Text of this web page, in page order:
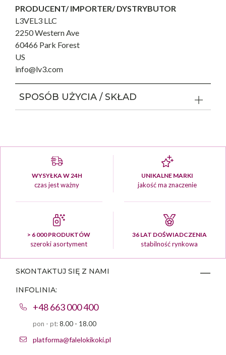
PRODUCENT/ IMPORTER/ DYSTRYBUTOR
L3VEL3 LLC
2250 Western Ave
60466 Park Forest
US
info@lv3.com
SPOSÓB UŻYCIA / SKŁAD
WYSYŁKA W 24H
czas jest ważny
UNIKALNE MARKI
jakość ma znaczenie
> 6 000 PRODUKTÓW
szeroki asortyment
36 LAT DOŚWIADCZENIA
stabilność rynkowa
SKONTAKTUJ SIĘ Z NAMI
INFOLINIA:
+48 663 000 400
pon - pt:8.00 - 18.00
platforma@falelokikoki.pl